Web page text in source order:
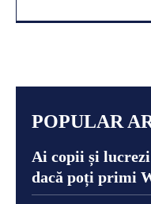
POPULAR
Ai copii și
dacă poți primi